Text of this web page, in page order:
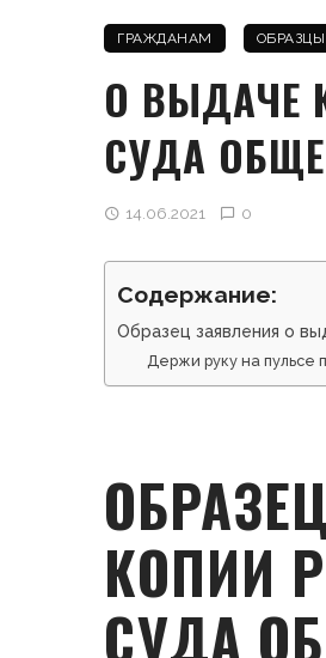
ГРАЖДАНАМ
О ВЫДАЧЕ
СУДА
14.06.2021 0
Содержание:
Образец заявления о
Держи руку на пульсе
КОПИИ
СУДА